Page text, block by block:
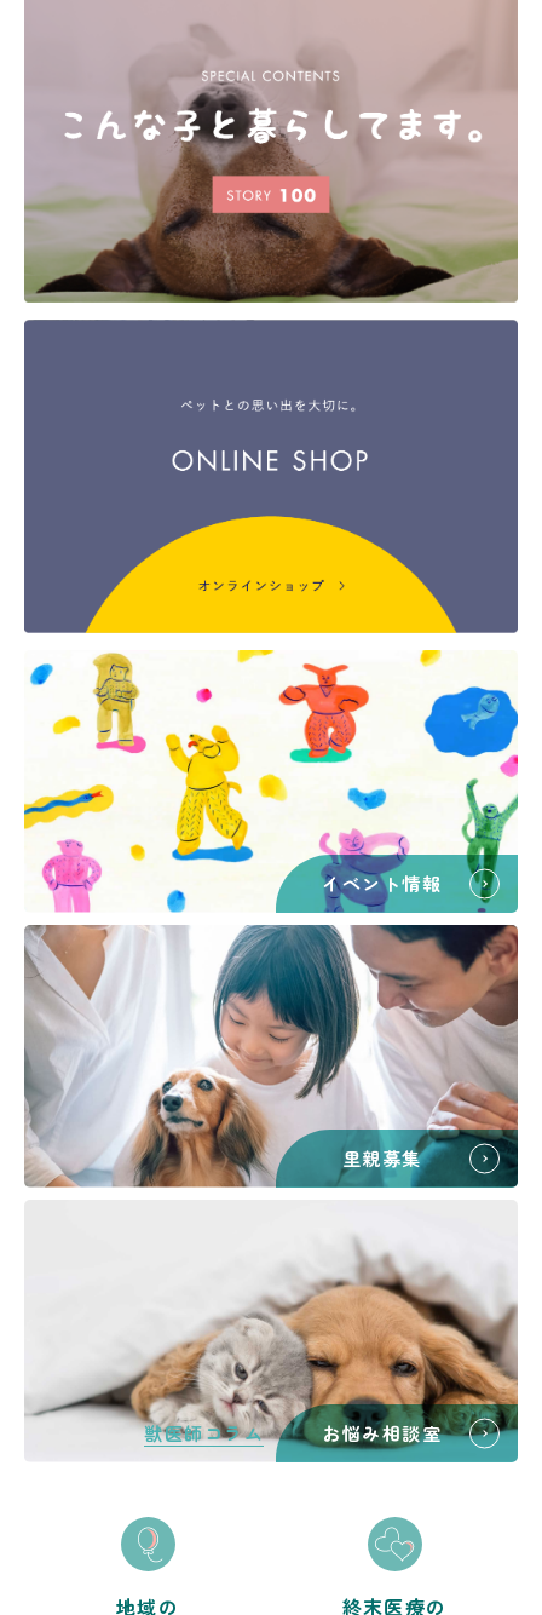
イベント情報
里親募集
獣医師コラム お悩み相談室
地域の
終末医療の